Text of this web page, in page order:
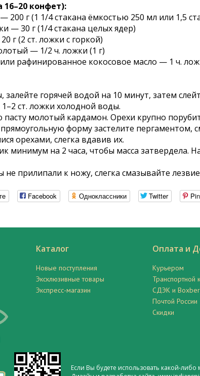
16–20 конфет):
200 г (1 1/4 стакана ёмкостью 250 мл или 1,5
— 30 г (1/4 стакана целых ядер)
г (2 ст. ложки с горкой)
— 1/2 ч. ложки (1 г)
рафинированное кокосовое масло — 1 ч.
залейте горячей водой на 10 минут, затем
ст. ложки холодной воды.
молотый кардамон. Орехи крупно
форму застелите пергаментом,
орехами, слегка вдавив их.
минимум на 2 часа, чтобы масса
прилипали к ножу, слегка смазывайте
Facebook Одноклассники Twitter
Каталог
Новые поступления
Эксклюзивные товары
Экспресс-магазин
Оплата и
Курьером
Транспортной
СДЭК и
Почтой России
Скидки
Если Вы будете использовать какой-либо